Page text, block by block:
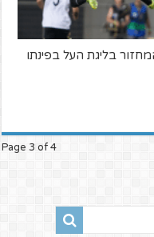
בליגת העל בפינתו
Page 3 of 4